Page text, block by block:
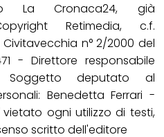
La Cronaca24, già
Retimedia, c.f.
Civitavecchia n° 2/2000 del
- Direttore responsabile
- Soggetto deputato al
Benedetta Ferrari -
vietato ogni utilizzo di testi,
scritto dell'editore